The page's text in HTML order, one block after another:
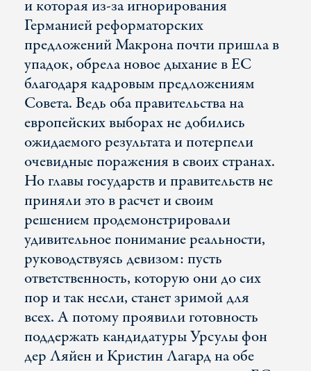
и которая из-за игнорирования
Германией реформаторских
предложений Макрона почти пришла в
упадок, обрела новое дыхание в ЕС
благодаря кадровым предложениям
Совета. Ведь оба правительства на
европейских выборах не добились
ожидаемого результата и потерпели
очевидные поражения в своих странах.
Но главы государств и правительств не
приняли это в расчет и своим
решением продемонстрировали
удивительное понимание реальности,
руководствуясь девизом: пусть
ответственность, которую они до сих
пор и так несли, станет зримой для
всех. А потому проявили готовность
поддержать кандидатуры Урсулы фон
дер Ляйен и Кристин Лагард на обе